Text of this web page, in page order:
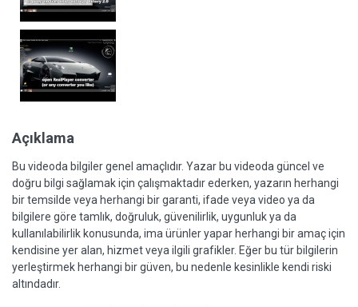
Açıklama
Bu videoda bilgiler genel amaçlıdır. Yazar bu videoda güncel ve
doğru bilgi sağlamak için çalışmaktadır ederken, yazarın herhangi
bir temsilde veya herhangi bir garanti, ifade veya video ya da
bilgilere göre tamlık, doğruluk, güvenilirlik, uygunluk ya da
kullanılabilirlik konusunda, ima ürünler yapar herhangi bir amaç için
kendisine yer alan, hizmet veya ilgili grafikler. Eğer bu tür bilgilerin
yerleştirmek herhangi bir güven, bu nedenle kesinlikle kendi riski
altındadır.